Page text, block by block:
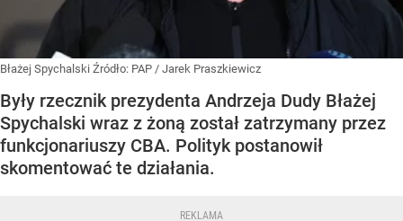
Błażej Spychalski Źródło: PAP / Jarek Praszkiewicz
Były rzecznik prezydenta Andrzeja Dudy Błażej
Spychalski wraz z żoną został zatrzymany przez
funkcjonariuszy CBA. Polityk postanowił
skomentować te działania.